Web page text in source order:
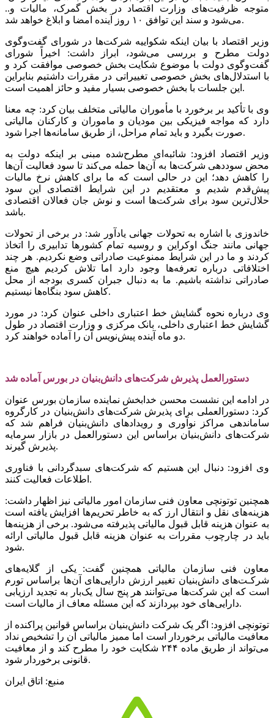
متوجه ظرفیت‌های وزارت اقتصاد در بخش گمرک، مالیات و..
می‌شود و سند این توافق ۱۰ روز آینده امضا و ابلاغ خواهد شد.
وزیر اقتصاد با بیان اینکه شکواییه شرکت‌ها در شورای گفت‌وگوی
دولت مطرح و بررسی می‌شود، ابراز داشت: اخیراً شورای
گفت‌وگوی دولت با موضوع شکایت بخش خصوصی موافقت کرد و
با استدلال‌های بخش خصوصی تغییراتی در مقررات داشتیم بنابراین
این جلسات با بخش خصوصی بسیار مفید و حائز اهمیت است.
وی با تأکید بر برخورد با مأموران مالیاتی متخلف بیان کرد: چه معنا
دارد که مواجه فیزیکی بین مودیان و ماموران و کارکنان مالیاتی
صورت بگیرد و باید تمام مراحل، از طریق سامانه‌ها اجرا شود.
وزیر اقتصاد افزود: شائبه‌ای مطرح‌شده مبنی بر اینکه دولت به
محض سوددهی شرکت‌ها به آن‌ها حمله می‌کند تا سود فعالیت آن‌ها
را کاهش دهد؛ این در حالی است که ما برای کاهش نرخ مالیات
پیش‌قدم شدیم و معتقدیم در این شرایط اقتصادی این سود
حلال‌ترین سود برای شرکت‌ها است و نوش جان فعالان اقتصادی
باشد.
خاندوزی با اشاره به تحولات جهانی یادآور شد: در برخی از تحولات
جهانی مانند جنگ اوکراین و روسیه تمام کشورها تدابیری را اتخاذ
کردند و ما در این شرایط ممنوعیت صادراتی وضع نکردیم. هر چند
اختلافاتی درباره تعرفه‌ها وجود دارد اما تلاش کردیم هیچ منع
صادراتی نداشته باشیم. ما به دنبال جبران کسری بودجه از محل
کاهش سود بنگاه‌ها نیستیم.
وی درباره نحوه گشایش خط اعتباری داخلی عنوان کرد: در مورد
گشایش خط اعتباری داخلی، بانک مرکزی و وزارت اقتصاد در طول
دو ماه آینده پیش‌نویس آن را آماده خواهند کرد.
دستورالعمل پذیرش شرکت‌های دانش‌بنیان در بورس آماده شد
در ادامه این نشست محسن خدابخش نماینده سازمان بورس عنوان
کرد: دستورالعملی برای پذیرش شرکت‌های دانش‌بنیان در کارگروه
ساماندهی مراکز نوآوری و رویدادهای دانش‌بنیان فراهم شد که
شرکت‌های دانش‌بنیان براساس این دستورالعمل در بازار سرمایه
پذیرش گیرند.
وی افزود: دنبال این هستیم که شرکت‌های سبدگردانی با فناوری
اطلاعات فعالیت کنند.
همچنین توتونچی معاون فنی سازمان امور مالیاتی نیز اظهار داشت:
هزینه‌های نقل و انتقال ارز که به خاطر تحریم‌ها افزایش یافته است
به عنوان هزینه قابل قبول مالیاتی پذیرفته می‌شود. برخی از هزینه‌ها
باید در چارچوب مقررات به عنوان هزینه قابل قبول مالیاتی ارائه
شود.
معاون فنی سازمان مالیاتی همچنین گفت: یکی از گلایه‌های
شرکـت‌های دانش‌بنیان تغییر ارزش دارایی‌های آن‌ها براساس تورم
است که این شرکت‌ها می‌توانند هر پنج سال یک‌بار به تجدید ارزیابی
دارایی‌های خود بپردازند که این مسئله معاف از مالیات است.
توتونچی افزود: اگر یک شرکت دانش‌بنیان براساس قوانین پراکنده از
معافیت مالیاتی برخوردار است اما ممیز مالیاتی آن را تشخیص نداد
می‌تواند از طریق ماده ۲۴۴ شکایت خود را مطرح کند و از معافیت
قانونی برخوردار شود.
منبع: اتاق ایران